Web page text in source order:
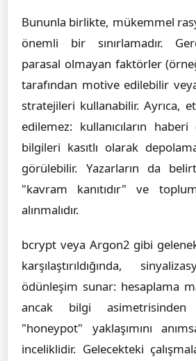
Bununla birlikte, mükemmel
önemli bir sınırlamadır.
parasal olmayan faktörler
tarafından motive edilebilir
stratejileri kullanabilir. Ayrıca,
edilemez: kullanıcıların haberi
bilgileri kasıtlı olarak
görülebilir. Yazarların da
"kavram kanıtıdır" ve
alınmalıdır.
bcrypt veya Argon2 gibi
karşılaştırıldığında,
ödünleşim sunar: hesaplama
ancak bilgi asimetrisinden
"honeypot" yaklaşımını
inceliklidir. Gelecekteki